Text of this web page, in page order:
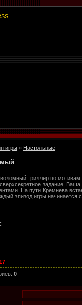
игры » Настольные
триллер по
задание.
На пути Кремнева
эпизод игры
: 0